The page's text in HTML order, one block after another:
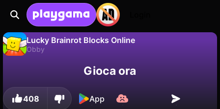
Lucky Brainrot Blocks Online
Obby
Salva i progressi!Gioca ora
408 App